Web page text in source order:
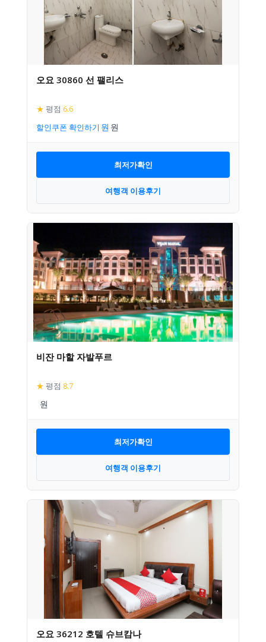
오요 30860 선 팰리스
★ 평점 6.6
할인쿠폰 확인하기
최저가확인
여행객 이용후기
비잔 마할 자발푸르
★ 평점 8.7
최저가확인
여행객 이용후기
오요 36212 호텔 슈브캄나